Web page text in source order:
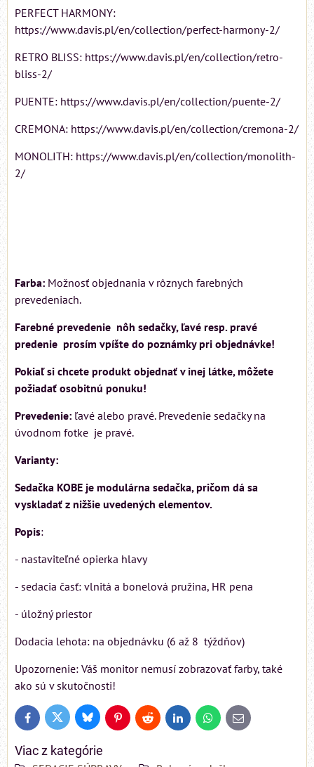
PERFECT HARMONY:
https://www.davis.pl/en/collection/perfect-harmony-2/
RETRO BLISS: https://www.davis.pl/en/collection/retro-
bliss-2/
PUENTE: https://www.davis.pl/en/collection/puente-2/
CREMONA: https://www.davis.pl/en/collection/cremona-2/
MONOLITH: https://www.davis.pl/en/collection/monolith-
2/
Farba: Možnosť objednania v rôznych farebných
prevedeniach.
Farebné prevedenie nôh sedačky, ľavé resp. pravé
predenie prosím vpíšte do poznámky pri objednávke!
Pokiaľ si chcete produkt objednať v inej látke, môžete
požiadať osobitnú ponuku!
Prevedenie: ľavé alebo pravé. Prevedenie sedačky na
úvodnom fotke je pravé.
Varianty:
Sedačka KOBE je modulárna sedačka, pričom dá sa
vyskladať z nižšie uvedených elementov.
Popis:
- nastaviteľné opierka hlavy
- sedacia časť: vlnitá a bonelová pružina, HR pena
- úložný priestor
Dodacia lehota: na objednávku (6 až 8 týždňov)
Upozornenie: Váš monitor nemusí zobrazovať farby, také
ako sú v skutočnosti!
FacebookTwitter BlueskyPinterestReddit LinkedInWhatsApp
E-
mail
Viac z kategórie